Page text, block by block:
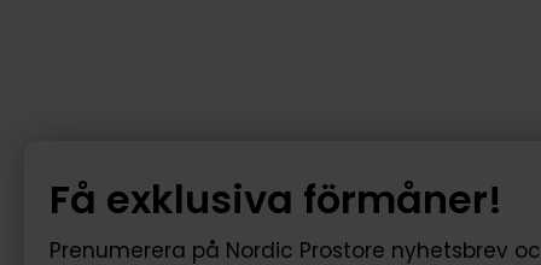
Få exklusiva förmåner!
Prenumerera på Nordic Prostore nyhetsbrev